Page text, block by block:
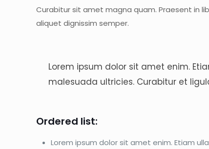
Curabitur sit amet magna quam. Praesent in
aliquet dignissim semper.
Lorem ipsum dolor sit amet enim.
malesuada ultricies. Curabitur et
Ordered list:
Lorem ipsum dolor sit amet enim. Etiam